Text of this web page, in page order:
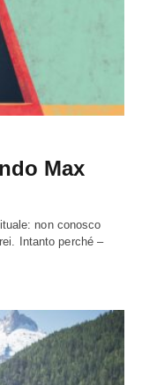
Max
non conosco
Intanto perché –